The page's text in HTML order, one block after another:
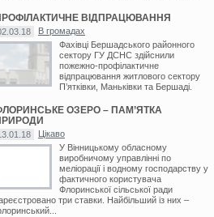
/Осіївка П'ятківка/ Серебрія/Серединка
ВІДПРАЦЮВАННЯ
В громадах
Фахівці Бершадського районного
сектору ГУ ДСНС здійснили
пожежно-профілактичне
відпрацювання житлового сектору
П’ятківки, Маньківки та Бершаді.
ОЗЕРО – ПАМ’ЯТКА
Цікаво
У Вінницькому обласному
виробничому управлінні по
меліорації і водному господарству у
фактичного користувача
Флоринської сільської ради
три ставки. Найбільший із них –